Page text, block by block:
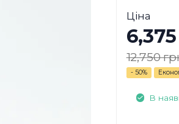
Ціна
12,750
- 50%
В